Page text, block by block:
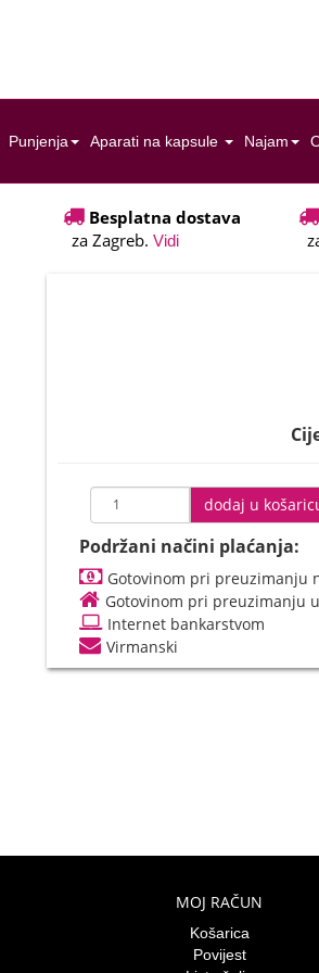
Punjenja Aparati na kapsule Najam
Besplatna dostava
za Zagreb. Vidi
dodaj u
Podržani načini plaćanja:
Gotovinom pri preuzimanju
Gotovinom pri preuzimanju
Internet bankarstvom
Virmanski
MOJ RAČUN
Košarica
Povijest